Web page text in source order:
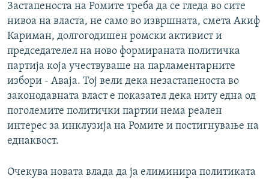
Застапеноста на Ромите треба да се гледа во сите
нивоа на власта, не само во извршната, смета Акиф
Кариман, долгогодишен ромски активист и
председателел на ново формираната политичка
партија која учествуваше на парламентарните
избори - Аваја. Тој вели дека незастапеноста во
законодавната власт е показател дека ниту една од
поголемите политички партии нема реален
интерес за инклузија на Ромите и постигнување на
еднаквост.
Очекува новата влада да ја елиминира политиката